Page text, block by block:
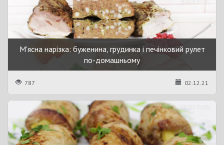
М'ясна нарізка: буженина, грудинка і печінковий рулет
по-домашньому
787 02.12.21